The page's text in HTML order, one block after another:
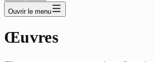
Ouvrir le menu
Œuvres